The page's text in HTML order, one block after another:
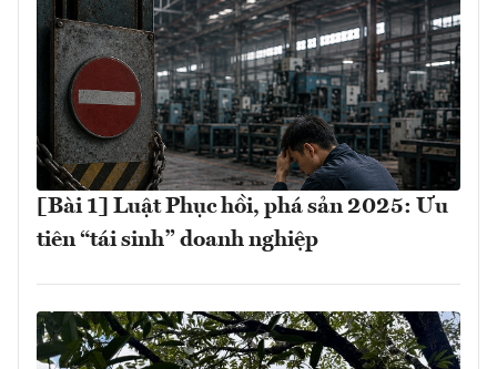
[Bài 1] Luật Phục hồi, phá sản 2025: Ưu
tiên “tái sinh” doanh nghiệp